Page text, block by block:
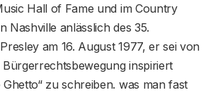
Hall of Fame und im Country
Nashville anlässlich des 35.
am 16. August 1977, er sei von
inspiriert
zu schreiben. was man fast